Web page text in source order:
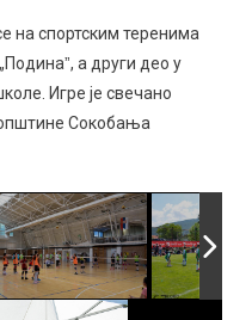
на спортским теренима
а други део у
Игре је свечано
Сокобања